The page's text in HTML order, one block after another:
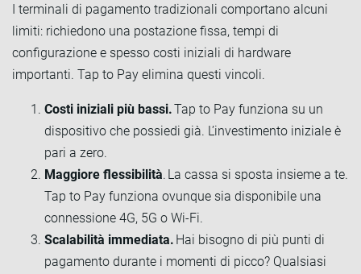
I terminali di pagamento tradizionali comportano alcuni
limiti: richiedono una postazione fissa, tempi di
configurazione e spesso costi iniziali di hardware
importanti. Tap to Pay elimina questi vincoli.
Costi iniziali più bassi.Tap to Pay funziona su un
dispositivo che possiedi già. L’investimento iniziale è
pari a zero.
Maggiore flessibilità. La cassa si sposta insieme a te.
Tap to Pay funziona ovunque sia disponibile una
connessione 4G, 5G o Wi-Fi.
Scalabilità immediata. Hai bisogno di più punti di
pagamento durante i momenti di picco? Qualsiasi